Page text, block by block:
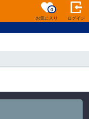
お気に入り
0
ログイン